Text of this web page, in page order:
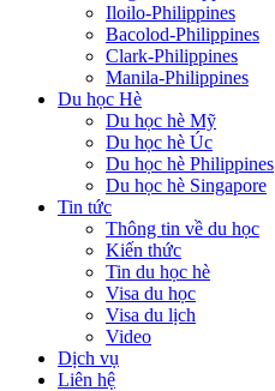
Iloilo-Philippines
Bacolod-Philippines
Clark-Philippines
Manila-Philippines
Du học Hè
Du học hè Mỹ
Du học hè Úc
Du học hè Philippines
Du học hè Singapore
Tin tức
Thông tin về du học
Kiến thức
Tin du học hè
Visa du học
Visa du lịch
Video
Dịch vụ
Liên hệ